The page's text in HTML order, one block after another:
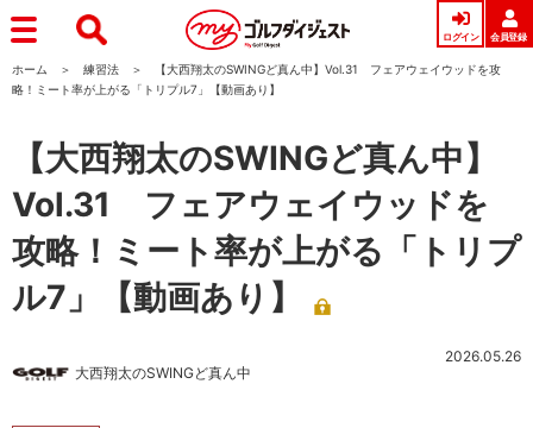
ログイン 会員登録
ホーム 練習法
【大西翔太のSWINGど真ん中】Vol.31 フェアウェイウッドを攻
略！ミート率が上がる「トリプル7」【動画あり】
【大西翔太のSWINGど真ん中】
Vol.31 フェアウェイウッドを
攻略！ミート率が上がる「トリプ
ル7」【動画あり】
大西翔太のSWINGど真ん中
2026.05.26